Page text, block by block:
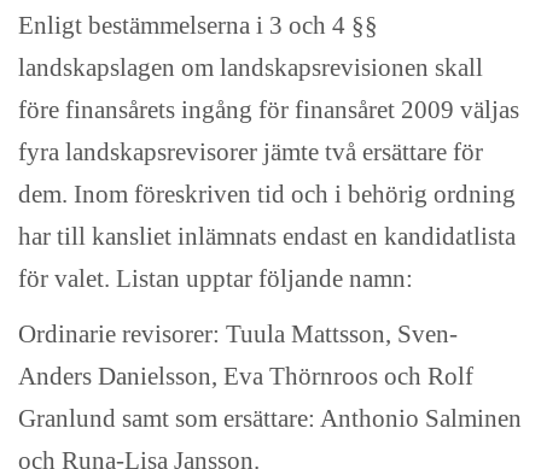
Enligt bestämmelserna i 3 och 4 §§
landskapslagen om landskapsrevisionen skall
före finansårets ingång för finansåret 2009 väljas
fyra landskapsrevisorer jämte två ersättare för
dem. Inom föreskriven tid och i behörig ordning
har till kansliet inlämnats endast en kandidatlista
för valet. Listan upptar följande namn:
Ordinarie revisorer: Tuula Mattsson, Sven-
Anders Danielsson, Eva Thörnroos och Rolf
Granlund samt som ersättare: Anthonio Salminen
och Runa-Lisa Jansson.